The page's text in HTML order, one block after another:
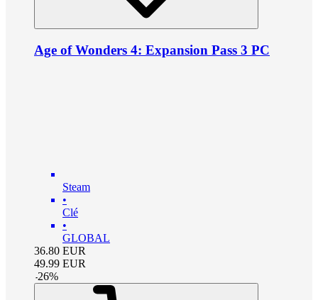
Age of Wonders 4: Expansion Pass 3 PC
Steam
•
Clé
•
GLOBAL
36.80 EUR
49.99 EUR
-26%